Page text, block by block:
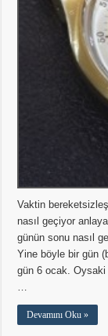
Vaktin
nasıl geçiyor
günün sonu nasıl
Yine böyle bir gün
gün 6 ocak. Oysaki
Devamını Oku »